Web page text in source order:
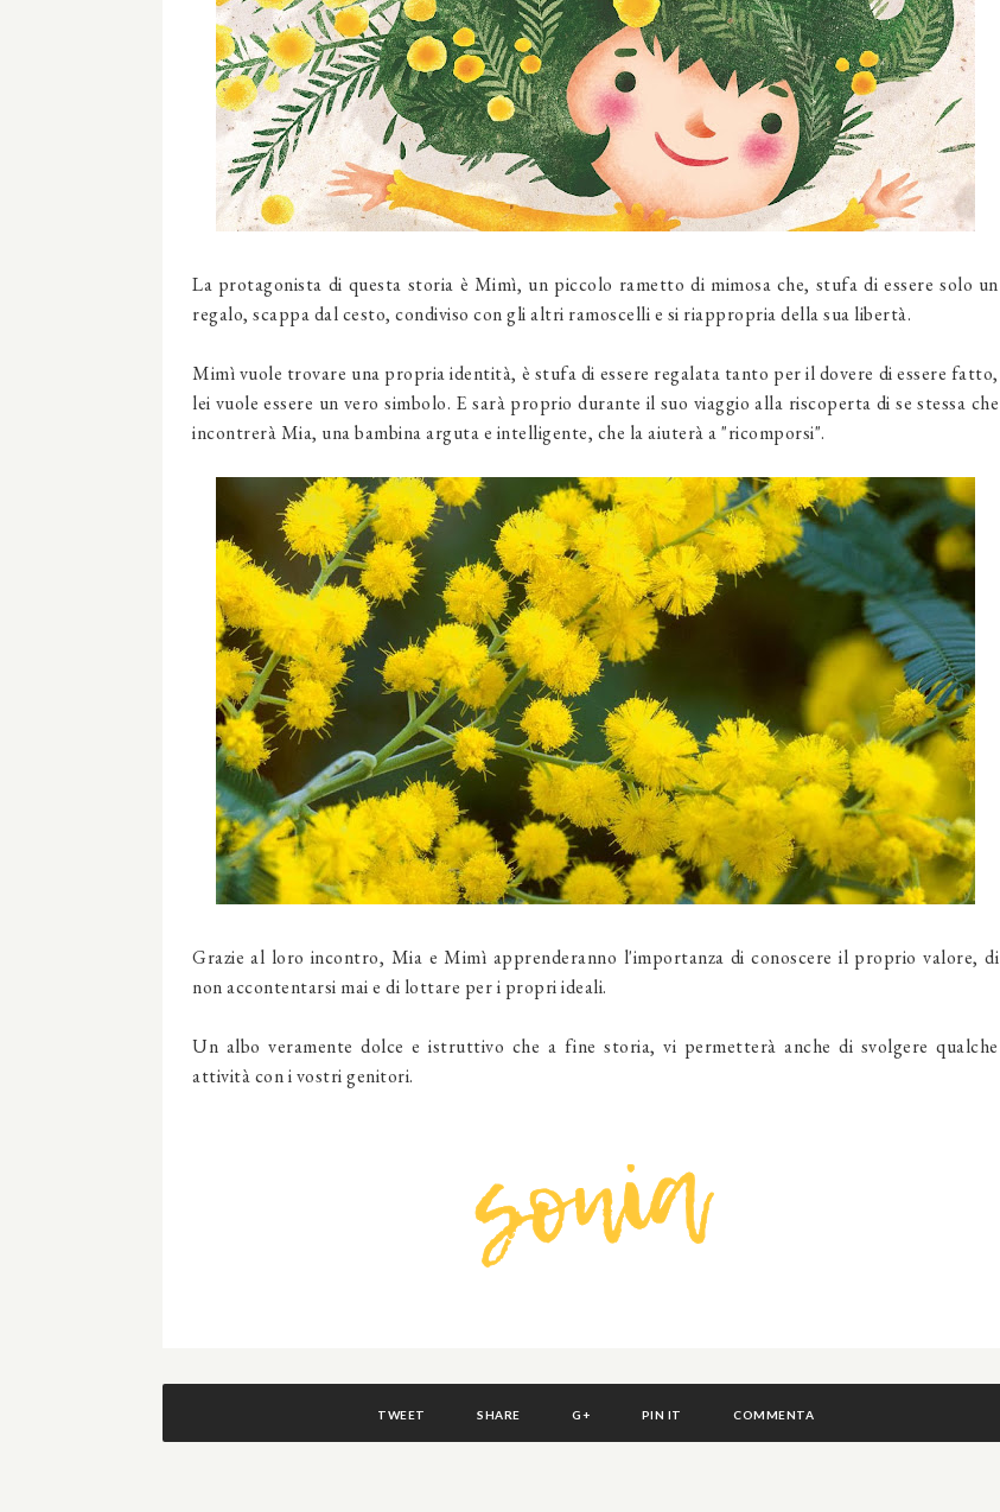
La protagonista di questa storia è Mimì, un piccolo rametto di mimosa che, stufa di essere solo un
regalo, scappa dal cesto, condiviso con gli altri ramoscelli e si riappropria della sua libertà.
Mimì vuole trovare una propria identità, è stufa di essere regalata tanto per il dovere di essere fatto,
lei vuole essere un vero simbolo. E sarà proprio durante il suo viaggio alla riscoperta di se stessa che
incontrerà Mia, una bambina arguta e intelligente, che la aiuterà a "ricomporsi".
Grazie al loro incontro, Mia e Mimì apprenderanno l'importanza di conoscere il proprio valore, di
non accontentarsi mai e di lottare per i propri ideali.
Un albo veramente dolce e istruttivo che a fine storia, vi permetterà anche di svolgere qualche
attività con i vostri genitori.
TWEET SHARE G+ PIN IT COMMENTA